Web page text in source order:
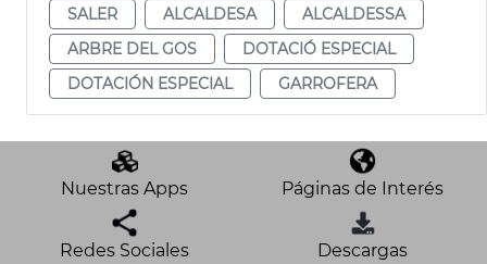
SALER
ALCALDESA
ALCALDESSA
ARBRE DEL GOS
DOTACIÓ ESPECIAL
DOTACIÓN ESPECIAL
GARROFERA
Nuestras Apps Páginas de Interés
Redes Sociales Descargas